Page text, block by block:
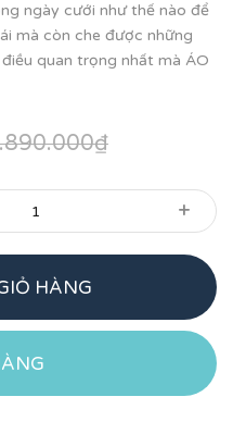
ngày cưới như thế nào để
mà còn che được những
quan trọng nhất mà ÁO
+
HÀNG